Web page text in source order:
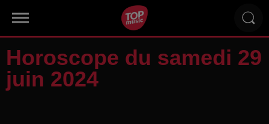
Horoscope du samedi 29
juin 2024